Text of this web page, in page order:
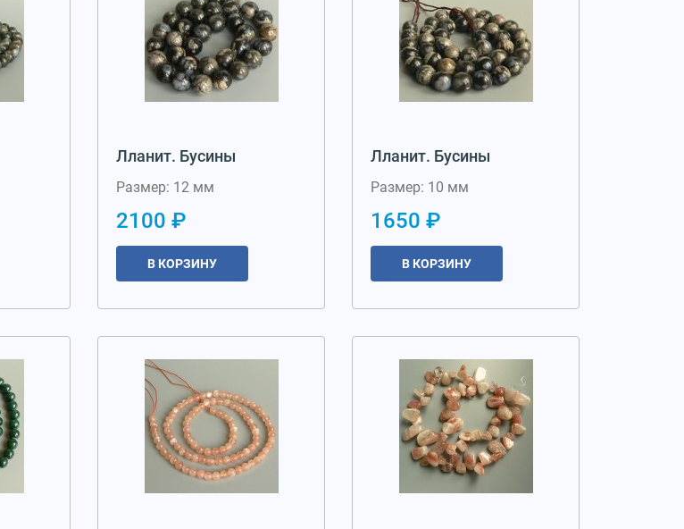
Лланит. Бусины
Размер: 12 мм
2100 ₽
В КОРЗИНУ
Лланит. Бусины
Размер: 10 мм
1650 ₽
В КОРЗИНУ